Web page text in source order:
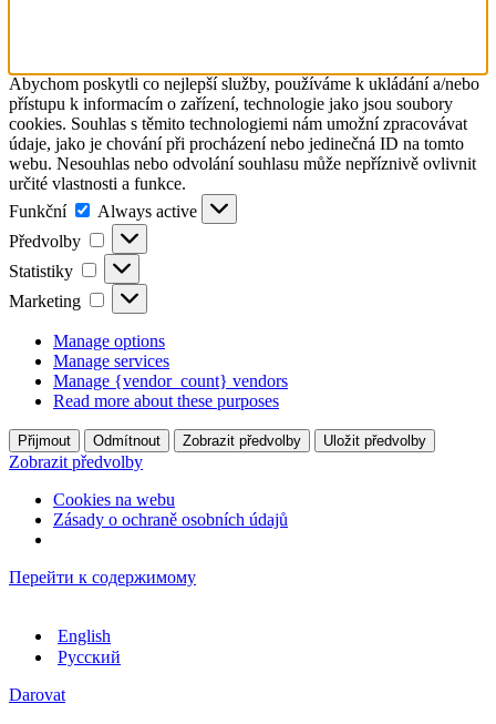
Abychom poskytli co nejlepší služby, používáme k ukládání a/nebo
přístupu k informacím o zařízení, technologie jako jsou soubory
cookies. Souhlas s těmito technologiemi nám umožní zpracovávat
údaje, jako je chování při procházení nebo jedinečná ID na tomto
webu. Nesouhlas nebo odvolání souhlasu může nepříznivě ovlivnit
určité vlastnosti a funkce.
Funkční
Funkční
Always active
Předvolby
Předvolby
Statistiky Statistiky
Marketing Marketing
Manage options
Manage services
Manage {vendor_count} vendors
Read more about these purposes
Přijmout Odmítnout Zobrazit předvolby Uložit předvolby
Zobrazit předvolby
Cookies na webu
Zásady o ochraně osobních údajů
Перейти к содержимому
English
Русский
Darovat